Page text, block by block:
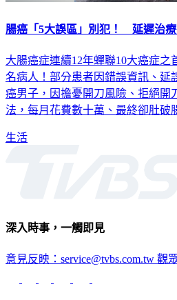
腸癌「5大誤區」別犯！ 延遲治
大腸癌症連續12年蟬聯10大癌症之
名病人！部分患者因錯誤資訊、延
癌男子，因擔憂開刀風險、拒絕開
法，每月花費數十萬、最終卻肚破
生活
深入時事，一觸即見
意見反映：service@tvbs.com.tw 觀